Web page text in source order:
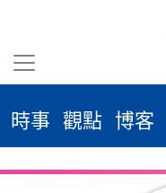
2026
年 8
時事 觀點 博客